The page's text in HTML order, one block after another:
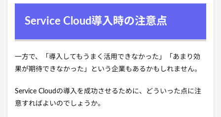
Service Cloud導入時の注意点
一方で、「導入してもうまく活用できなかった」「あまり効
果が期待できなかった」という企業もあるかもしれません。
Service Cloudの導入を成功させるために、どういった点に注
意すればよいのでしょうか。